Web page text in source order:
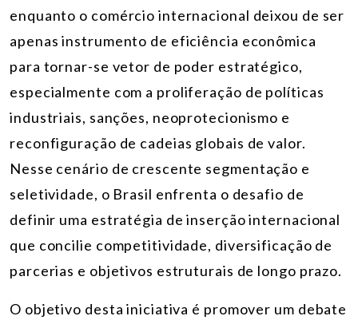
enquanto o comércio internacional deixou de ser
apenas instrumento de eficiência econômica
para tornar-se vetor de poder estratégico,
especialmente com a proliferação de políticas
industriais, sanções, neoprotecionismo e
reconfiguração de cadeias globais de valor.
Nesse cenário de crescente segmentação e
seletividade, o Brasil enfrenta o desafio de
definir uma estratégia de inserção internacional
que concilie competitividade, diversificação de
parcerias e objetivos estruturais de longo prazo.
O objetivo desta iniciativa é promover um debate